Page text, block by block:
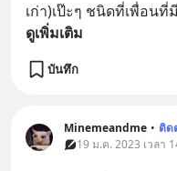
เก่า)เป๊ะๆ ชนิดที่เพื่อน
ดูเพิ่มเติม
บันทึก
Minemeandme • ติด
19 ม.ค. 2023 เวลา